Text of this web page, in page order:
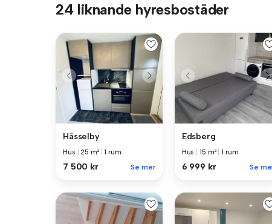
24 liknande hyresbostäder
Hässelby
Hus |25 m² |1 rum
7 500 kr Se mer
Edsberg
Hus 15 m² |1 rum
6 999 kr Se